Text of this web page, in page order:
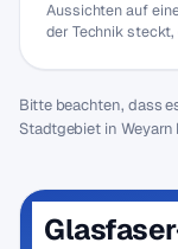
Aussichten auf
der Technik
Bitte beachten, dass
Stadtgebiet in